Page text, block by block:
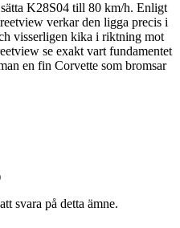
K28S04 till 80 km/h. Enligt
verkar den ligga precis i
visserligen kika i riktning mot
se exakt vart fundamentet
en fin Corvette som bromsar
svara på detta ämne.